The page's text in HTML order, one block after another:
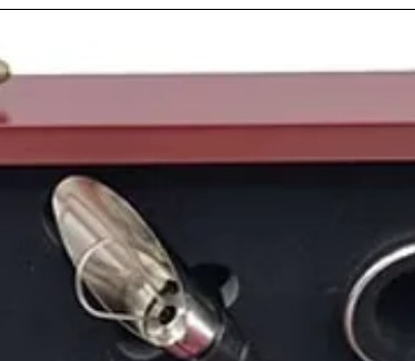
1976fue elaño en que nacieron personasreseñables como la
cantante español
, la actriz y modelo
españolFernando Morientes, el político españolSantiago
Abascal, la cantante española
Carlos Moyá.
Vinos antiguos españoles.
Puedes encontrar más información de los
de lacosecha
y otros años en
nuestro blog: https://www.periodicoshistoricos.com/blog